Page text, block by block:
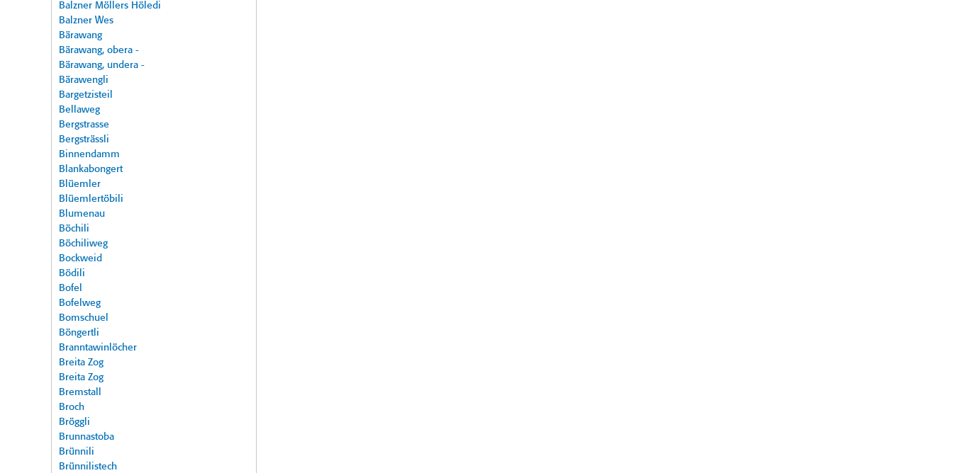
Balzner Möllers Höledi
Balzner Wes
Bärawang
Bärawang, obera -
Bärawang, undera -
Bärawengli
Bargetzisteil
Bellaweg
Bergstrasse
Bergsträssli
Binnendamm
Blankabongert
Blüemler
Blüemlertöbili
Blumenau
Böchili
Böchiliweg
Bockweid
Bödili
Bofel
Bofelweg
Bomschuel
Böngertli
Branntawinlöcher
Breita Zog
Breita Zog
Bremstall
Broch
Bröggli
Brunnastoba
Brünnili
Brünnilistech